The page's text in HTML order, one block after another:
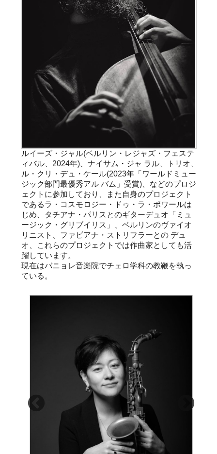
ルイーズ・ジャル(ベルリン・レジャズ・フェステ
ィバル、2024年)、ナイサム・ジャ ラル、トリオ、
ル・クリ・デュ・ケール(2023年「ワールドミュー
ジック部門最優秀アル バム」受賞)、などのプロジ
ェクトに参加しており、また自身のプロジェクト
であるラ・コスモロジー・ドゥ・ラ・ポワールは
じめ、タチアナ・パリスとのギターデュオ「ミュ
ージック・グリブイリス」、ベルリンのヴァイオ
リニスト、ファビアナ・ストリフラーとの デュ
オ、これらのプロジェクトでは作曲家としても活
躍しています。
現在はバニョレ音楽院でチェロ学科の教鞭を執っ
ている。